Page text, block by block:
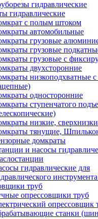
гидравлические
гидравлические
с полым штоком
автомобильные
грузовые
грузовые
грузовые с
двухсторонние
низкоподхватные с
односторонние
ступенчатого
низкие,
тянущие,
домкраты
и насосы
гидравлические для
труб
опрессовщики труб
опрессовщик
станки